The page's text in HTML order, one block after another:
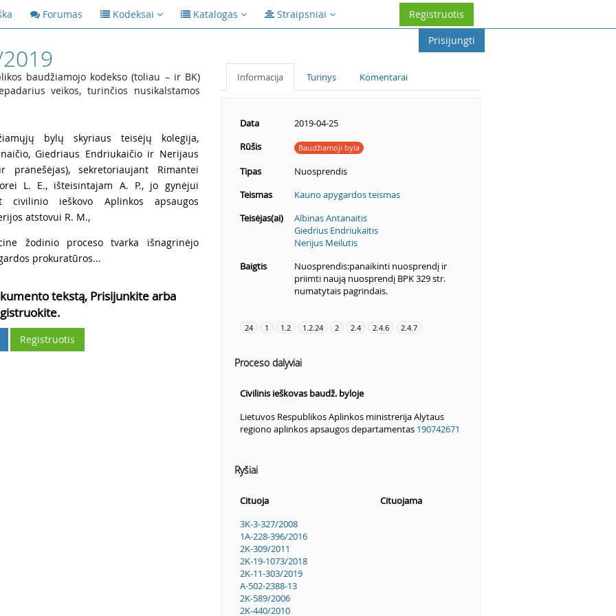
Forumas Kodeksai Katalogas Straipsniai
Registruotis
Prisijungti
baudžiamojo kodekso (toliau – ir BK)
veikos, turinčios nusikalstamos
bylų skyriaus teisėjų kolegija,
Giedriaus Endriukaičio ir Nerijaus
pranešėjas), sekretoriaujant Rimantei
L. E., išteisintajam A. P., jo gynėjui
civilinio ieškovo Aplinkos apsaugos
atstovui R. M.,
žodinio proceso tvarka išnagrinėjo
prokuratūros...
tekstą, Prisijunkite arba
Registruotis
Informacija Turinys Komentarai
Data
2019-04-25
Rūšis
Baudžiamoji byla
Tipas
Nuosprendis
Teismas
Kauno apygardos teismas
Teisėjas(ai)
Albinas Antanaitis
Giedrius Endriukaitis
Nerijus Meilutis
Baigtis
Nuosprendis:panaikinti nuosprendį ir
priimti naują nuosprendį BPK 329 str.
numatytais pagrindais.
24 1 1.2 1.2.24 2 2.4 2.4.6 2.4.7
Proceso dalyviai
Civilinis ieškovas baudž. byloje
Lietuvos Respublikos Aplinkos ministrerija Alytaus
regiono aplinkos apsaugos departamentas 190742671
Ryšiai
Cituoja
Cituojama
3K-3-327/2008
1A-228-396/2016
2K-309/2011
2K-19-1073/2018
2K-11-303/2019
A-502-2388-13
2K-589/2006
2K-440/2010